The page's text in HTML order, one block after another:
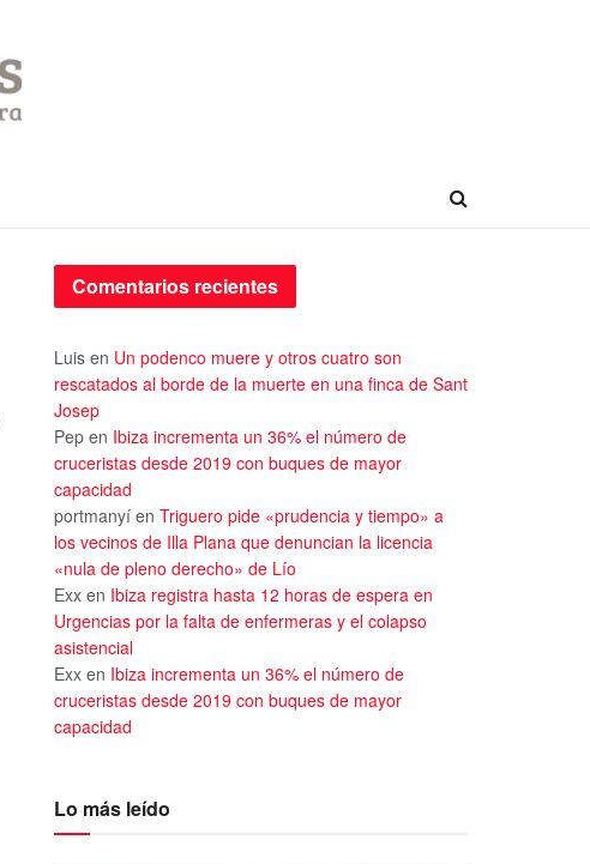
Comentarios recientes
Luis en Un podenco muere y otros cuatro son
rescatados al borde de la muerte en una finca de Sant
Josep
Pep en Ibiza incrementa un 36% el número de
cruceristas desde 2019 con buques de mayor
capacidad
portmanyí en Triguero pide «prudencia y tiempo» a
los vecinos de Illa Plana que denuncian la licencia
«nula de pleno derecho» de Lío
Exx en Ibiza registra hasta 12 horas de espera en
Urgencias por la falta de enfermeras y el colapso
asistencial
Exx en Ibiza incrementa un 36% el número de
cruceristas desde 2019 con buques de mayor
capacidad
Lo más leído